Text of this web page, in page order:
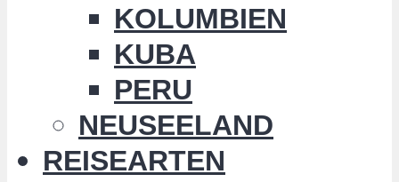
KOLUMBIEN
KUBA
PERU
NEUSEELAND
REISEARTEN